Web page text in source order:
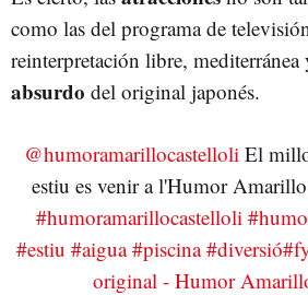
como las del programa de
reinterpretación libre,
absurdo del original japonés.
@humoramarillocastelloli El
estiu es venir a l'Humor
#humoramarillocastelloli
#estiu #aigua #piscina #diversió
original - Humor